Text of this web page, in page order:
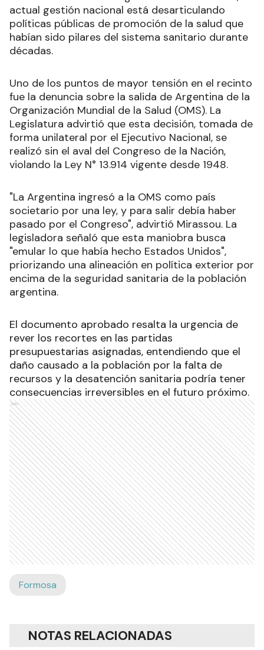
actual gestión nacional está desarticulando
políticas públicas de promoción de la salud que
habían sido pilares del sistema sanitario durante
décadas.
Uno de los puntos de mayor tensión en el recinto
fue la denuncia sobre la salida de Argentina de la
Organización Mundial de la Salud (OMS). La
Legislatura advirtió que esta decisión, tomada de
forma unilateral por el Ejecutivo Nacional, se
realizó sin el aval del Congreso de la Nación,
violando la Ley N° 13.914 vigente desde 1948.
"La Argentina ingresó a la OMS como país
societario por una ley, y para salir debía haber
pasado por el Congreso", advirtió Mirassou. La
legisladora señaló que esta maniobra busca
"emular lo que había hecho Estados Unidos",
priorizando una alineación en política exterior por
encima de la seguridad sanitaria de la población
argentina.
El documento aprobado resalta la urgencia de
rever los recortes en las partidas
presupuestarias asignadas, entendiendo que el
daño causado a la población por la falta de
recursos y la desatención sanitaria podría tener
consecuencias irreversibles en el futuro próximo.
Ads
Formosa
NOTAS RELACIONADAS